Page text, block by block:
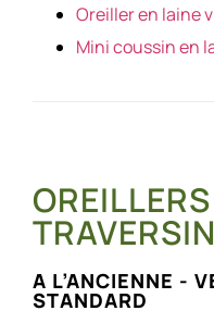
Oreiller en laine
Mini coussin en
A L’ANCIENNE -
STANDARD